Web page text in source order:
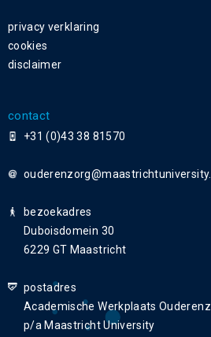
privacy verklaring
cookies
disclaimer
contact
+31 (0)43 38 81570
ouderenzorg
bezoekadres
Duboisdomein 30
6229 GT Maastricht
postadres
Academische Werkplaats
p/a Maastricht University